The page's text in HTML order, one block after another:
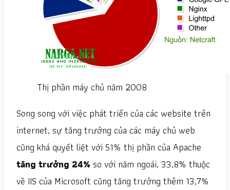
Thị phần máy chủ năm 2008
Song song với việc phát triển của các website trên
internet, sự tăng trưởng của các máy chủ web
cũng khá quyết liệt với 51% thị phần của Apache
tăng trưởng 24% so với năm ngoái, 33,8% thuộc
về IIS của Microsoft cũng tăng trưởng thêm 13,7%